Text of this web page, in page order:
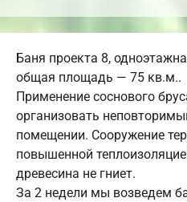
Баня проекта 8,
общая площадь — 75 кв.м..
Применение соснового
организовать
помещении. Сооружение
повышенной
древесина не гниет.
За 2 недели мы возведем